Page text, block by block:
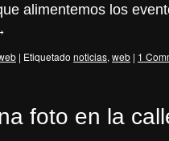
alimentemos los
| Etiquetado noticias, web | 1
foto en la